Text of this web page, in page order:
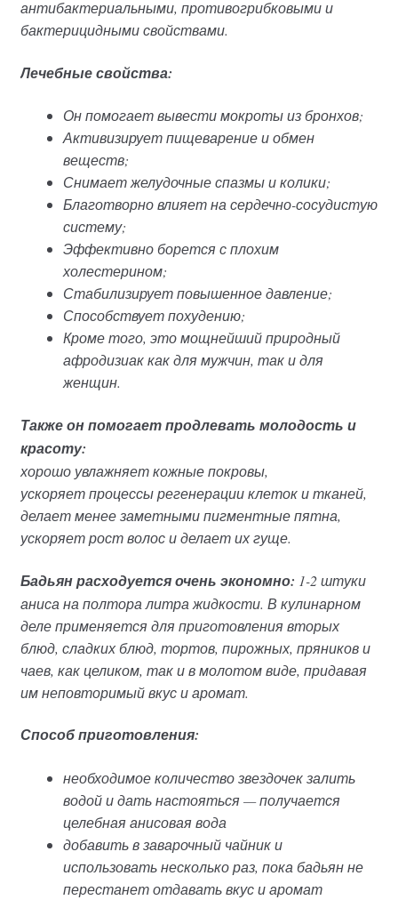
антибактериальными, противогрибковыми и
бактерицидными свойствами.
Лечебные свойства:
Он помогает вывести мокроты из бронхов;
Активизирует пищеварение и обмен
веществ;
Снимает желудочные спазмы и колики;
Благотворно влияет на сердечно-сосудистую
систему;
Эффективно борется с плохим
холестерином;
Стабилизирует повышенное давление;
Способствует похудению;
Кроме того, это мощнейший природный
афродизиак как для мужчин, так и для
женщин.
Также он помогает продлевать молодость и
красоту:
хорошо увлажняет кожные покровы,
ускоряет процессы регенерации клеток и тканей,
делает менее заметными пигментные пятна,
ускоряет рост волос и делает их гуще.
Бадьян расходуется очень экономно: 1-2 штуки
аниса на полтора литра жидкости. В кулинарном
деле применяется для приготовления вторых
блюд, сладких блюд, тортов, пирожных, пряников и
чаев, как целиком, так и в молотом виде, придавая
им неповторимый вкус и аромат.
Способ приготовления:
необходимое количество звездочек залить
водой и дать настояться — получается
целебная анисовая вода
добавить в заварочный чайник и
использовать несколько раз, пока бадьян не
перестанет отдавать вкус и аромат